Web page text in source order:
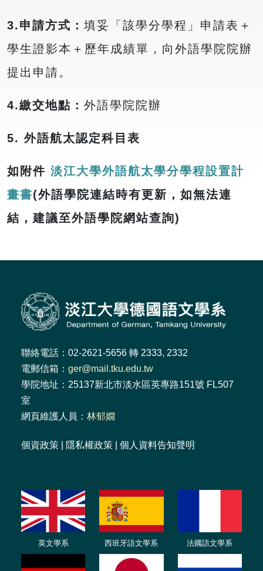
3.申請方式： 填妥「該學分學程」申請表＋
學生證影本＋歷年成績單，向外語學院院辦
提出申請。
4.繳交地點： 外語學院院辦
5. 外語航太認定科目表
如附件 淡江大學外語航太學分學程設置計
畫書(外語學院連結時有更新，如無法連
結，建議至外語學院網站查詢)
聯絡電話：02-2621-5656 轉 2333, 2332
電郵信箱： ger@mail.tku.edu.tw
學院地址：25137新北市淡水區英專路151號 FL507
室
網頁維護人員： 林郁嫺
個資政策 隱私權政策 個人資料告知聲明
英文學系 西班牙語文學系 法國語文學系